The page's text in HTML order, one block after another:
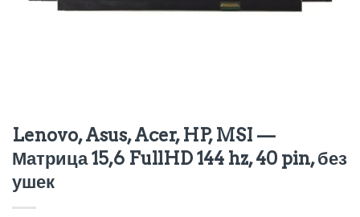
Lenovo, Asus, Acer, HP, MSI —
Матрица 15,6 FullHD 144 hz, 40 pin, без
ушек